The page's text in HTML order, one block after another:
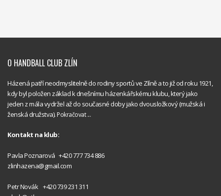
O HANDBALL CLUB ZLÍN
Házená patří neodmyslitelně do rodiny sportů ve Zlíně a to již od roku 1921,
kdy byl položen základ k dnešnímu házenkářskému klubu, který jako
jeden z mála vydržel až do současné doby jako dvousložkový (mužská i
ženská družstva). Pokračovat ...
Kontakt na klub:
Pavla Poznarová +420 777 734 886
zlinhazena@gmail.com
Petr Novák +420 739 231 311
Club Zlín
Club Zlín